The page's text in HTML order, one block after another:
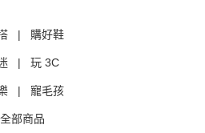
| 購好鞋
| 玩 3C
| 寵毛孩
全部商品